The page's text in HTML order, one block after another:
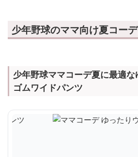
少年野球のママ向け夏コー
少年野球ママコーデ夏に最適な
ゴムワイドパンツ